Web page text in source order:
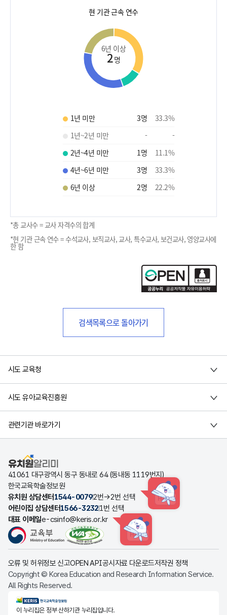
현 기관 근속 연수
6년 이상
2명
1년 미만 3명 33.3%
1년~2년 미만
-
-
2년~4년 미만
1명 11.1%
4년~6년 미만
3명 33.3%
6년 이상
2명 22.2%
*총 교사수 = 교사 자격수의 합계
*현 기관 근속 연수 = 수석교사, 보직교사, 교사, 특수교사, 보건교사, 영양교사에
한 함
검색목록으로 돌아가기
시도 교육청
시도 유아교육진흥원
관련기관 바로가기
유치원알리미
41061 대구광역시 동구 동내로 64 (동내동 1119번지)
한국교육학술정보원
유치원 상담센터 1544-00792번→2번 선택 HINT
어린이집 상담센터1566-32321번 선택
대표 이메일e-csinfo@keris.or.kr
HINT
오류 및 허위정보 신고OPEN API공시자료 다운로드저작권 정책
Copyright © Korea Education and Research Information Service.
All Rights Reserved.
KERIS한국교육학술정보원
이 누리집은 정부 산하기관 누리집입니다.